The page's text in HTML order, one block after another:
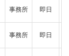
事務所 即日
事務所 即日